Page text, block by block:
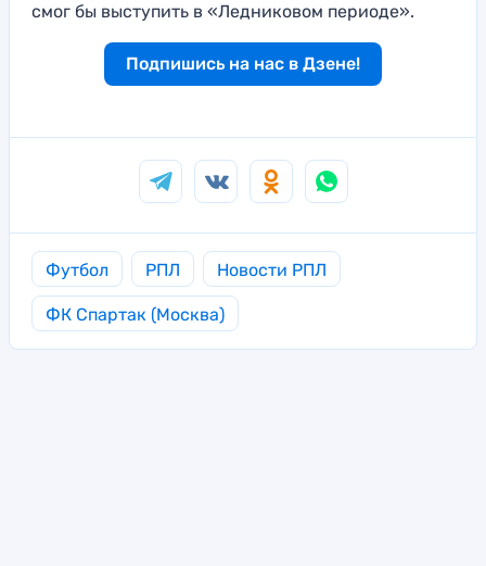
смог бы выступить в «Ледниковом периоде».
Подпишись на нас в Дзене!
Футбол РПЛ Новости РПЛ
ФК Спартак (Москва)